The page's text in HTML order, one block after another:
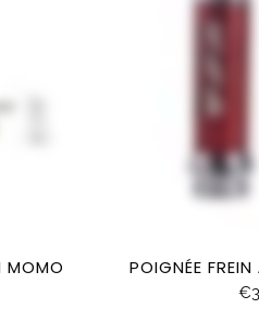
MOMO POIGNÉE